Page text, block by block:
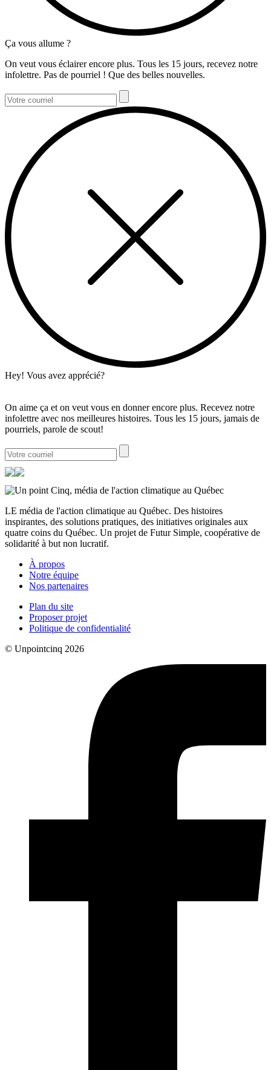
Ça vous allume ?
On veut vous éclairer encore plus. Tous les 15 jours, recevez notre
infolettre. Pas de pourriel ! Que des belles nouvelles.
Hey! Vous avez apprécié?
On aime ça et on veut vous en donner encore plus. Recevez notre
infolettre avec nos meilleures histoires. Tous les 15 jours, jamais de
pourriels, parole de scout!
LE média de l'action climatique au Québec. Des histoires
inspirantes, des solutions pratiques, des initiatives originales aux
quatre coins du Québec. Un projet de Futur Simple, coopérative de
solidarité à but non lucratif.
À propos
Notre équipe
Nos partenaires
Plan du site
Proposer projet
Politique de confidentialité
© Unpointcinq 2026